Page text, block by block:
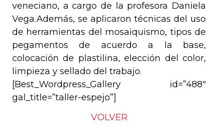
veneciano, a cargo de la profesora Daniela
Vega.Además, se aplicaron técnicas del uso
de herramientas del mosaiquismo, tipos de
pegamentos de acuerdo a la base,
colocación de plastilina, elección del color,
limpieza y sellado del trabajo.
[Best_Wordpress_Gallery id=”488″
gal_title=”taller-espejo”]
VOLVER